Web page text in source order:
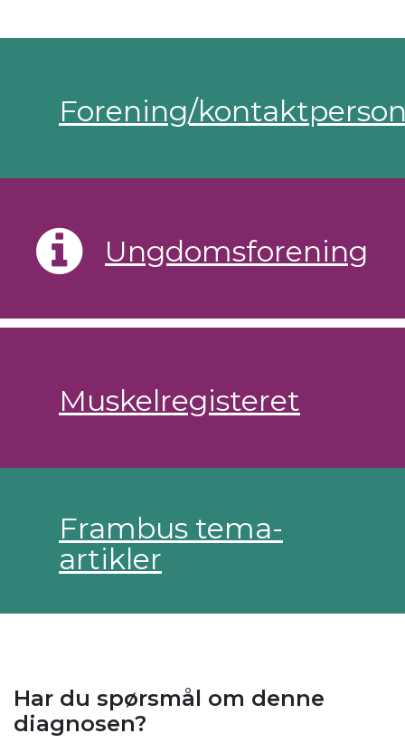
Forening/
Ungdomsforening
Muskelregisteret
Frambus tema-
artikler
Har du spørsmål om denne
diagnosen?